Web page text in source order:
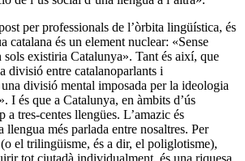
per professionals de l’òrbita lingüística, és
catalana és un element nuclear: «Sense
sols existiria Catalunya». Tant és així, que
divisió entre catalanoparlants i
divisió mental imposada per la ideologia
I és que a Catalunya, en àmbits d’ús
a tres-centes llengües. L’amazic és
llengua més parlada entre nosaltres. Per
el trilingüisme, és a dir, el poliglotisme),
tot ciutadà individualment, és una riquesa